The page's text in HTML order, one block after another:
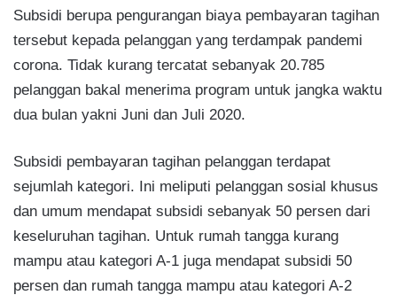
Subsidi berupa pengurangan biaya pembayaran tagihan
tersebut kepada pelanggan yang terdampak pandemi
corona. Tidak kurang tercatat sebanyak 20.785
pelanggan bakal menerima program untuk jangka waktu
dua bulan yakni Juni dan Juli 2020.
Subsidi pembayaran tagihan pelanggan terdapat
sejumlah kategori. Ini meliputi pelanggan sosial khusus
dan umum mendapat subsidi sebanyak 50 persen dari
keseluruhan tagihan. Untuk rumah tangga kurang
mampu atau kategori A-1 juga mendapat subsidi 50
persen dan rumah tangga mampu atau kategori A-2